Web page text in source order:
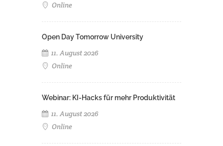
Online
Open Day Tomorrow University
11. August 2026
Online
Webinar: KI-Hacks für mehr Produktivität
11. August 2026
Online